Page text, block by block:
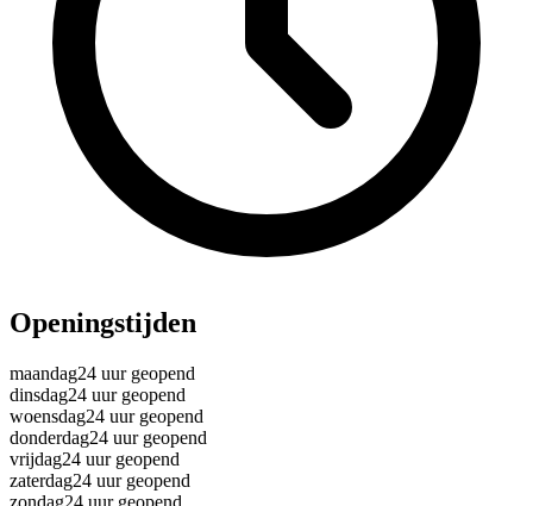
Openingstijden
maandag24 uur geopend
dinsdag24 uur geopend
woensdag24 uur geopend
donderdag24 uur geopend
vrijdag24 uur geopend
zaterdag24 uur geopend